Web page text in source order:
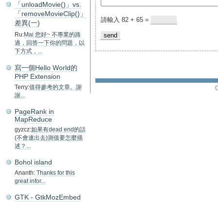
請輸入 82 + 65 =
「unloadMovie()」vs.
「removeMovieClip()」
差異(一)
Ru:Mai 您好~ 不專業的路
過，回答一下你的問題，以
下方式，...
寫一個Hello World的
PHP Extension
Terry:值得參考的文章。謝
謝...
PageRank in
MapReduce
gyzcz:如果有dead end的話
(不會連出去)測值要怎麼描
述？...
Bohol island
Ananth: Thanks for this
great infor...
GTK - GtkMozEmbed